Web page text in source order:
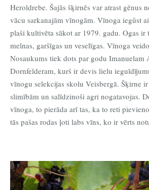
Heroldrebe. Šajās šķirnēs var atrast gēnus
vācu sarkanajām vīnogām. Vīnoga iegūst
plaši kultivēta sākot ar 1979. gadu. Ogas ir
melnas, garšīgas un veselīgas. Vīnoga
Nosaukums tiek dots par godu Imanuelam
Dornfelderam, kurš ir devis lielu
vīnogu selekcijas skolu Veisbergā. Šķirne
slimībām un salīdzinoši agri nogatavojas.
vīnoga, to pierāda arī tas, ka to reti
tās pašas rodas ļoti labs vīns, ko ir vērts